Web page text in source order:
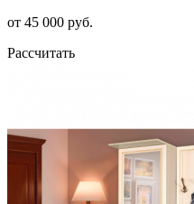
от 45 000 руб.
Рассчитать